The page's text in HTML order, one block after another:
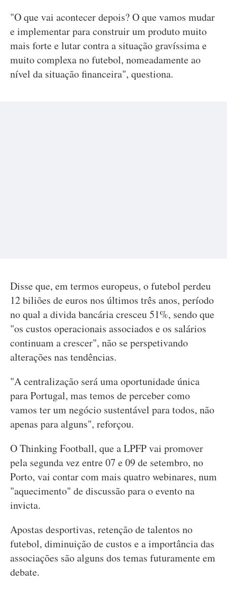
"O que vai acontecer depois? O que vamos mudar
e implementar para construir um produto muito
mais forte e lutar contra a situação gravíssima e
muito complexa no futebol, nomeadamente ao
nível da situação financeira", questiona.
Disse que, em termos europeus, o futebol perdeu
12 biliões de euros nos últimos três anos, período
no qual a divida bancária cresceu 51%, sendo que
"os custos operacionais associados e os salários
continuam a crescer", não se perspetivando
alterações nas tendências.
"A centralização será uma oportunidade única
para Portugal, mas temos de perceber como
vamos ter um negócio sustentável para todos, não
apenas para alguns", reforçou.
O Thinking Football, que a LPFP vai promover
pela segunda vez entre 07 e 09 de setembro, no
Porto, vai contar com mais quatro webinares, num
"aquecimento" de discussão para o evento na
invicta.
Apostas desportivas, retenção de talentos no
futebol, diminuição de custos e a importância das
associações são alguns dos temas futuramente em
debate.